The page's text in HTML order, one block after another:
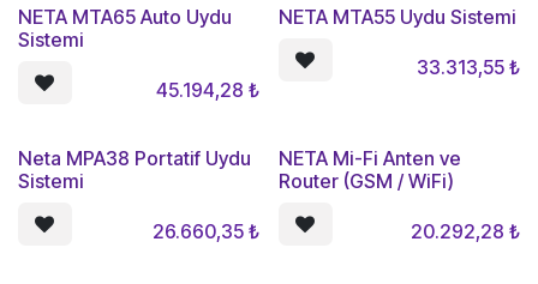
NETA MTA65 Auto Uydu
Sistemi
45.194,28 ₺
NETA MTA55 Uydu Sistemi
33.313,55₺
Neta MPA38 Portatif Uydu
Sistemi
26.660,35₺
NETA Mi-Fi Anten ve
Router (GSM / WiFi)
20.292,28 ₺